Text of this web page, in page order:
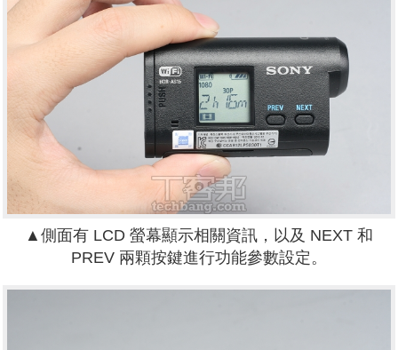
▲側面有 LCD 螢幕顯示相關資訊，以及 NEXT 和
PREV 兩顆按鍵進行功能參數設定。